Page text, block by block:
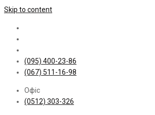
Skip to content
(095) 400-23-86
(067) 511-16-98
Офіс
(0512) 303-326